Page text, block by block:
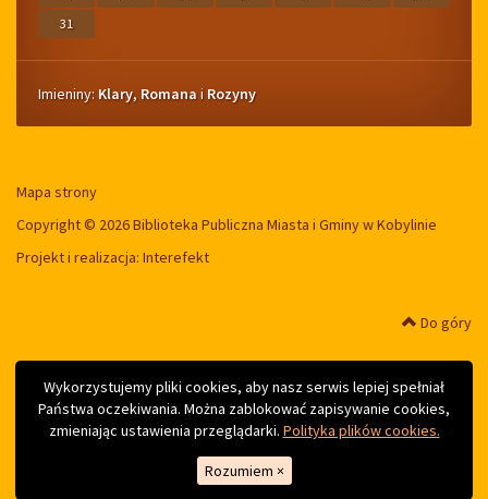
Wykorzystujemy pliki cookies, aby nasz serwis lepiej spełniał
Państwa oczekiwania. Można zablokować zapisywanie cookies,
zmieniając ustawienia przeglądarki. Polityka plików cookies.
Rozumiem ×
31
Imieniny
Imieniny: Klary, Romanai Rozyny
Mapa strony
Copyright © 2026 Biblioteka Publiczna Miasta i Gminy w Kobylinie
Projekt i realizacja: Interefekt
Do góry